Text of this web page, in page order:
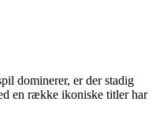
dominerer, er der stadig
en række ikoniske titler har